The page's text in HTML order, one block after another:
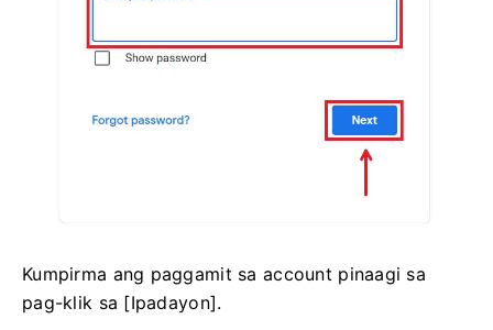
Kumpirma ang paggamit sa account pinaagi sa
pag-klik sa [Ipadayon].